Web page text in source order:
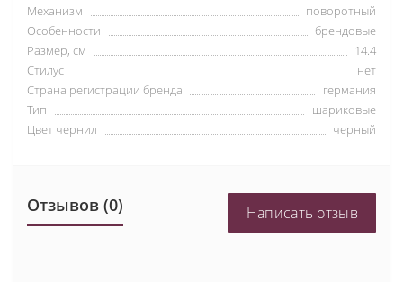
Механизм
поворотный
Особенности
брендовые
Размер, см
14.4
Стилус
нет
Страна регистрации бренда
германия
Тип
шариковые
Цвет чернил
черный
Отзывов (0) Написать отзыв